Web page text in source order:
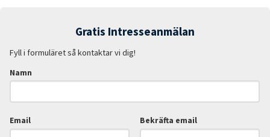
Gratis Intresseanmälan
Fyll i formuläret så kontaktar vi dig!
Namn
Email Bekräfta email